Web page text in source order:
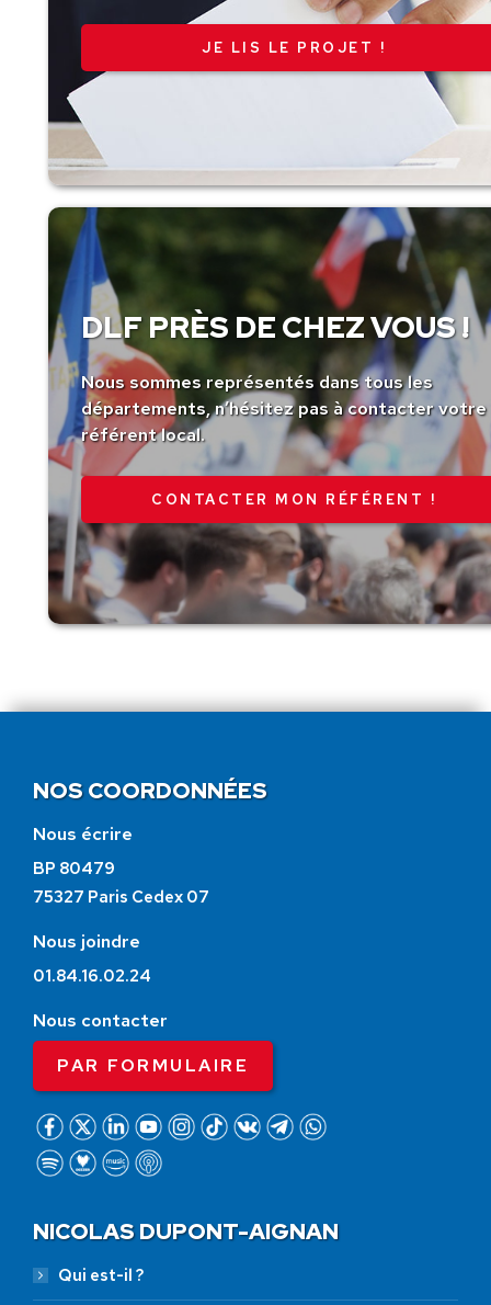
JE LIS LE PROJET !
DLF PRÈS DE CHEZ VOUS !
Nous sommes représentés dans tous les
départements, n’hésitez pas à contacter votre
référent local.
CONTACTER MON RÉFÉRENT !
NOS COORDONNÉES
Nous écrire
BP 80479
75327 Paris Cedex 07
Nous joindre
01.84.16.02.24
Nous contacter
PAR FORMULAIRE
NICOLAS DUPONT-AIGNAN
Qui est-il ?